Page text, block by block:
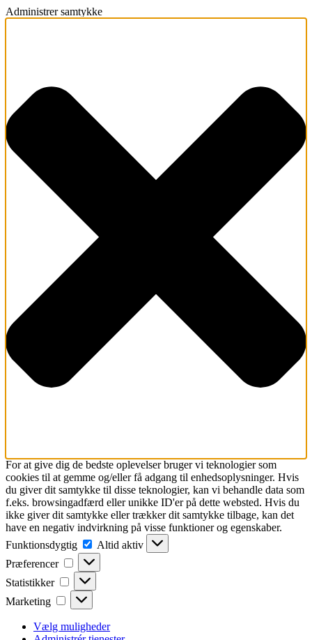
Administrer samtykke
For at give dig de bedste oplevelser bruger vi teknologier som
cookies til at gemme og/eller få adgang til enhedsoplysninger. Hvis
du giver dit samtykke til disse teknologier, kan vi behandle data som
f.eks. browsingadfærd eller unikke ID'er på dette websted. Hvis du
ikke giver dit samtykke eller trækker dit samtykke tilbage, kan det
have en negativ indvirkning på visse funktioner og egenskaber.
Funktionsdygtig
Funktionsdygtig
Altid aktiv
Præferencer
Præferencer
Statistikker Statistikker
Marketing Marketing
Vælg muligheder